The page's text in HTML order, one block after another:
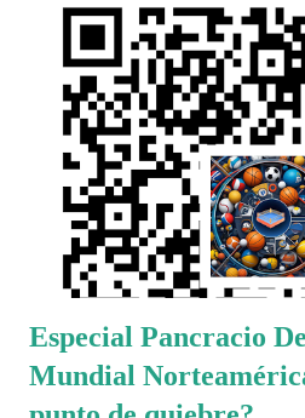
Especial Pancracio
Mundial